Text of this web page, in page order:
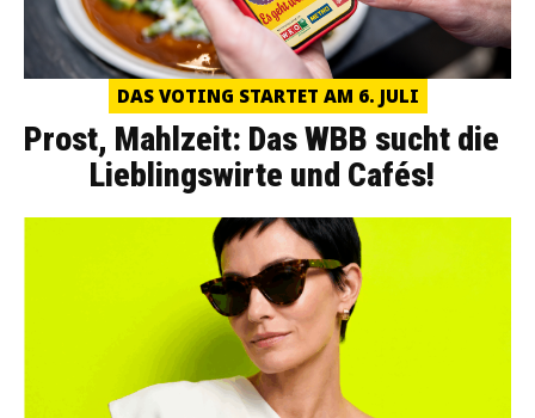
DAS VOTING STARTET AM 6. JULI
Prost, Mahlzeit: Das WBB sucht die
Lieblingswirte und Cafés!